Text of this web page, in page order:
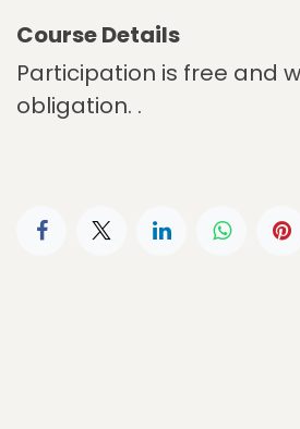
Course Details
Participation is free and
obligation. .